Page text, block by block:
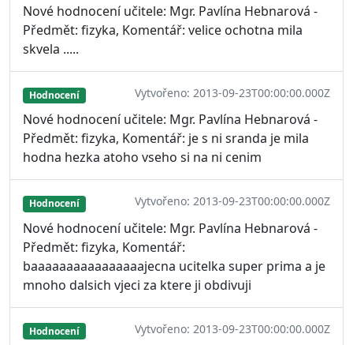
Nové hodnocení učitele: Mgr. Pavlína Hebnarová -
Předmět: fizyka, Komentář: velice ochotna mila
skvela .....
Hodnocení Vytvořeno: 2013-09-23T00:00:00.000Z
Nové hodnocení učitele: Mgr. Pavlína Hebnarová -
Předmět: fizyka, Komentář: je s ni sranda je mila
hodna hezka atoho vseho si na ni cenim
Hodnocení Vytvořeno: 2013-09-23T00:00:00.000Z
Nové hodnocení učitele: Mgr. Pavlína Hebnarová -
Předmět: fizyka, Komentář:
baaaaaaaaaaaaaaaajecna ucitelka super prima a je
mnoho dalsich vjeci za ktere ji obdivuji
Hodnocení Vytvořeno: 2013-09-23T00:00:00.000Z